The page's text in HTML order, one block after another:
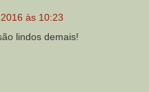
às 10:23
lindos demais!